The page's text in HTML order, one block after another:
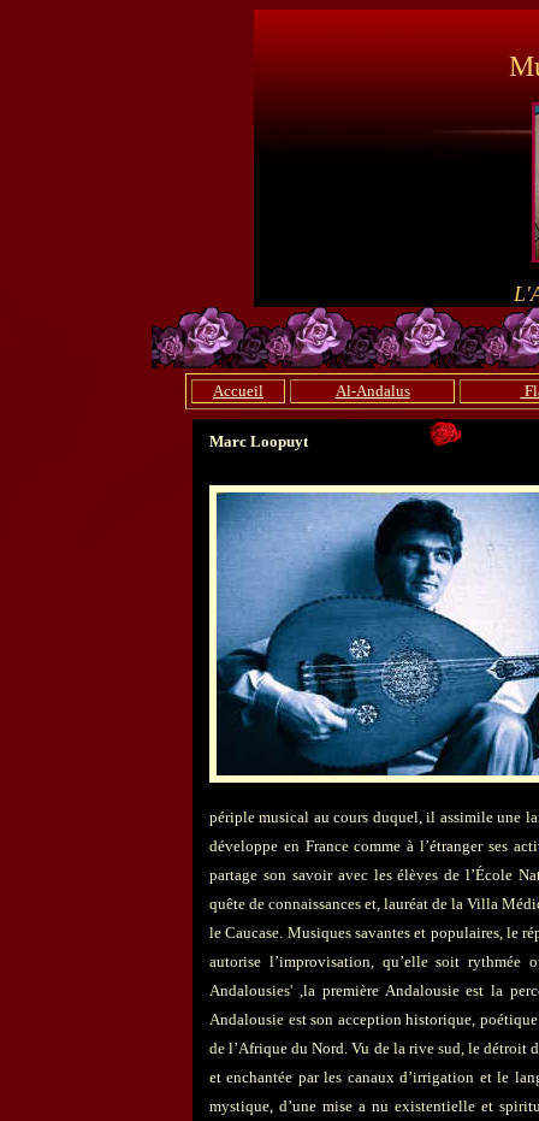
Accueil Al-Andalus
Marc Loopuyt
périple musical au cours duquel, il assimile une
développe en France comme à l’étranger ses
partage son savoir avec les élèves de l’École
quête de connaissances et, lauréat de la Villa
le Caucase. Musiques savantes et populaires, le
autorise l’improvisation, qu’elle soit rythmée
Andalousies' ,la première Andalousie est la
Andalousie est son acception historique, poétique
de l’Afrique du Nord. Vu de la rive sud, le détroit
et enchantée par les canaux d’irrigation et le
mystique, d’une mise a nu existentielle et